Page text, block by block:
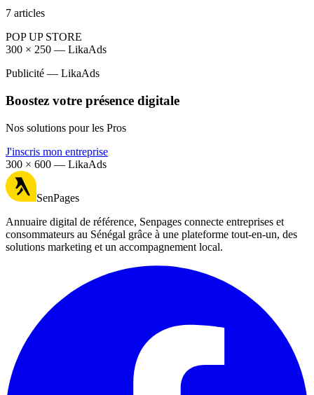
7 articles
POP UP STORE
300 × 250 — LikaAds
Publicité — LikaAds
Boostez votre présence digitale
Nos solutions pour les Pros
J'inscris mon entreprise
300 × 600 — LikaAds
SenPages
Annuaire digital de référence, Senpages connecte entreprises et
consommateurs au Sénégal grâce à une plateforme tout-en-un, des
solutions marketing et un accompagnement local.